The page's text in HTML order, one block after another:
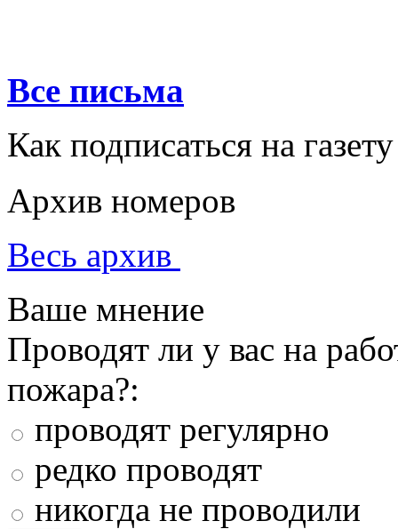
Все письма
Как подписаться на газету
Архив номеров
Весь архив
Ваше мнение
Проводят ли у вас на
пожара?:
проводят регулярно
редко проводят
никогда не проводили